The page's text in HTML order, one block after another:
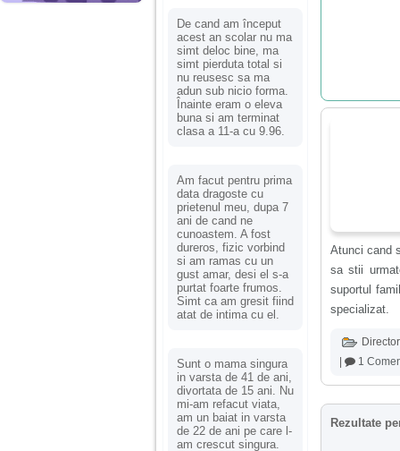
De cand am început
acest an scolar nu ma
simt deloc bine, ma
simt pierduta total si
nu reusesc sa ma
adun sub nicio forma.
Înainte eram o eleva
buna si am terminat
clasa a 11-a cu 9.96.
Am facut pentru prima
data dragoste cu
prietenul meu, dupa 7
ani de cand ne
cunoastem. A fost
dureros, fizic vorbind
si am ramas cu un
gust amar, desi el s-a
purtat foarte frumos.
Simt ca am gresit fiind
atat de intima cu el.
Sunt o mama singura
in varsta de 41 de ani,
divortata de 15 ani. Nu
mi-am refacut viata,
am un baiat in varsta
de 22 de ani pe care l-
am crescut singura.
Atunci cand
sa stii
suportul
specializat.
1
Rezultate